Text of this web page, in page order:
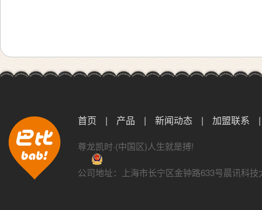
首页 | 产品 | 新闻动态 | 加盟联系 |
尊龙凯时·(中国区)人生就是搏!
公司地址：上海市长宁区金钟路633号晨讯科技